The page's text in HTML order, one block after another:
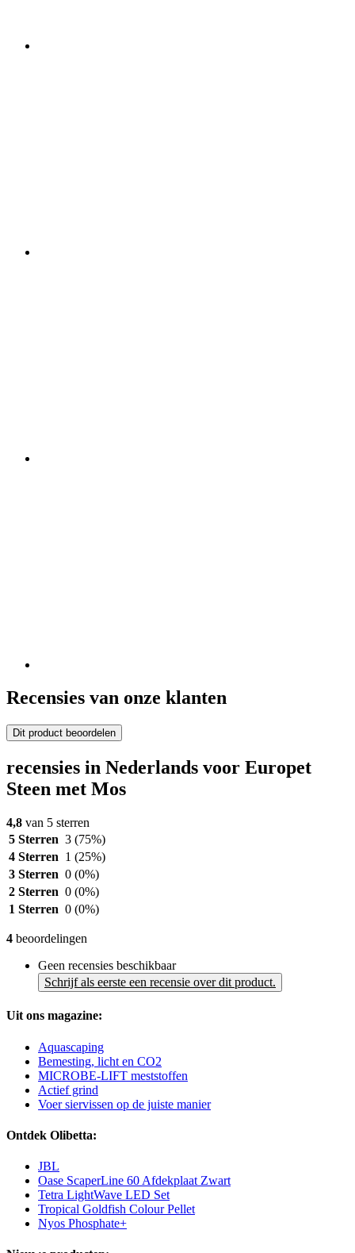
Recensies van onze klanten
Dit product beoordelen
recensies in Nederlands voor Europet
Steen met Mos
4,8 van 5 sterren
5 Sterren 3 (75%)
4 Sterren 1 (25%)
3 Sterren 0 (0%)
2 Sterren 0 (0%)
1 Sterren 0 (0%)
4 beoordelingen
Geen recensies beschikbaar
Schrijf als eerste een recensie over dit product.
Uit ons magazine:
Aquascaping
Bemesting, licht en CO2
MICROBE-LIFT meststoffen
Actief grind
Voer siervissen op de juiste manier
Ontdek Olibetta:
JBL
Oase ScaperLine 60 Afdekplaat Zwart
Tetra LightWave LED Set
Tropical Goldfish Colour Pellet
Nyos Phosphate+